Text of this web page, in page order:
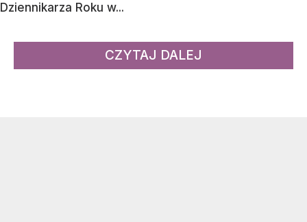
Dziennikarza Roku w...
CZYTAJ DALEJ